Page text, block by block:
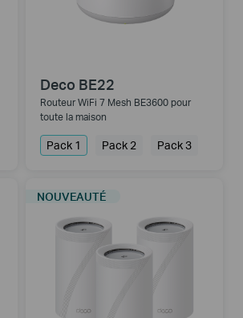
Deco BE22
Routeur WiFi 7 Mesh BE3600 pour
toute la maison
Pack 1 Pack 2 Pack 3
NOUVEAUTÉ